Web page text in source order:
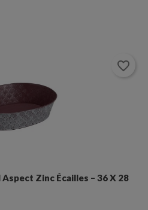
Zinc Écailles – 36 X 28
favorite_border